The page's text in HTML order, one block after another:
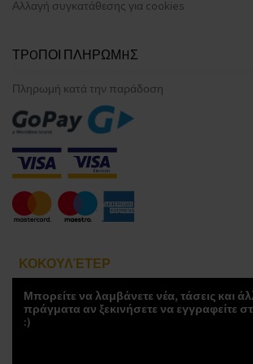
Αλλαγή συγκατάθεσης για cookies
ΤΡOΠΟΙ ΠΛΗΡΩΜHΣ
Πληρωμή κατά την παράδοση
ΚΟΚΟΥΛΈΤΕΡ
Μπορείτε να λαμβάνετε νέα, τάσεις και
πράγματα αν ξεκινήσετε να εγγραφείτε
:)